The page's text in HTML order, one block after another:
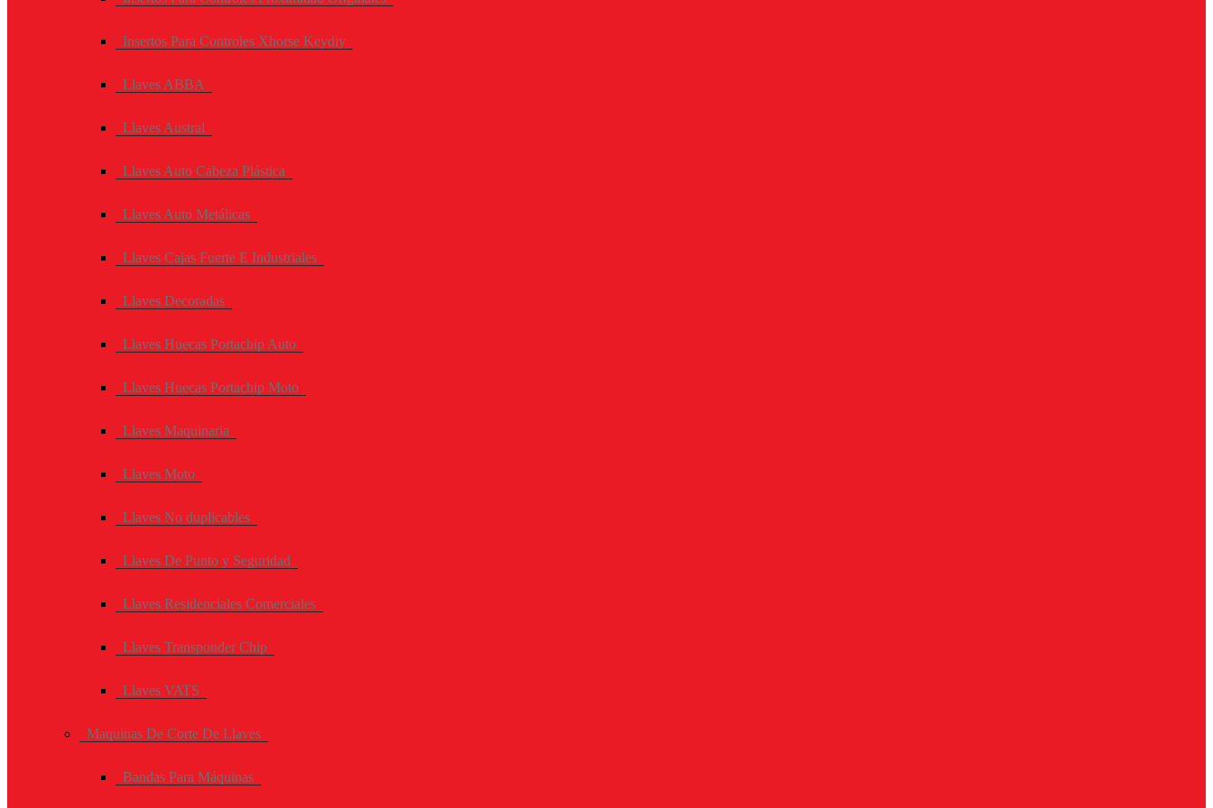
Insertos Para Controles Xhorse Keydiy
Llaves ABBA
Llaves Austral
Llaves Auto Cabeza Plástica
Llaves Auto Metálicas
Llaves Cajas Fuerte E Industriales
Llaves Decoradas
Llaves Huecas Portachip Auto
Llaves Huecas Portachip Moto
Llaves Maquinaria
Llaves Moto
Llaves No duplicables
Llaves De Punto y Seguridad
Llaves Residenciales Comerciales
Llaves Transponder Chip
Llaves VATS
Maquinas De Corte De Llaves
Bandas Para Máquinas